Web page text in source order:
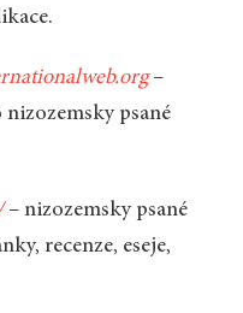
–
psané
– nizozemsky psané
recenze, eseje,